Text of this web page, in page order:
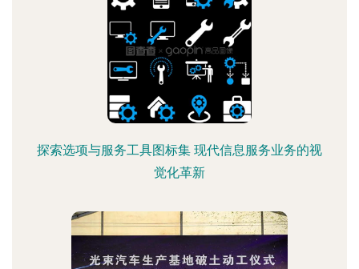
探索选项与服务工具图标集 现代信息服务业务的视
觉化革新